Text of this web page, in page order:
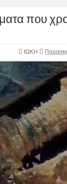
που
ΙΩΚΗ